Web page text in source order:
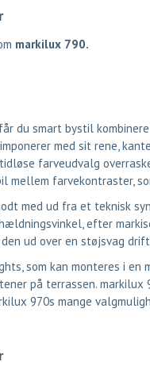
markilux 790.
du smart bystil
med sit rene,
farveudvalg
mellem farvekontraster,
med ud fra et teknisk
efter
ud over en støjsvag
som kan monteres i
på terrassen. markilux
970s mange